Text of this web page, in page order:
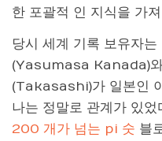
한 포괄적 인 지식을 가
당시 세계 기록 보유자
(Yasumasa Kanada)와
(Takasashi)가 일본인
나는 정말로 관계가 있었
200 개가 넘는 pi 숫 블